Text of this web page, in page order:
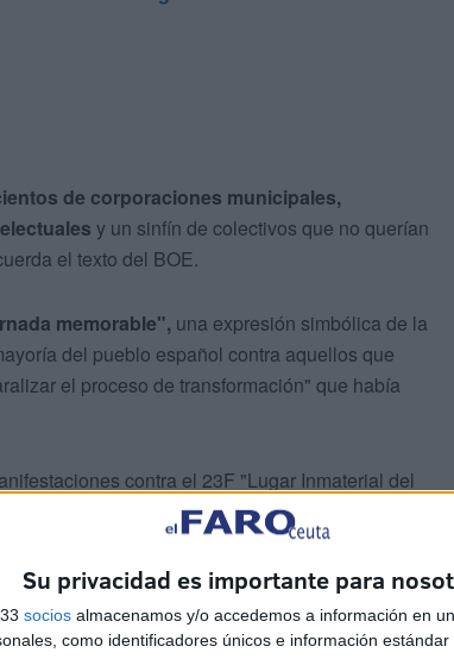
Su privacidad es importante para
socios almacenamos y/o accedemos a información en
como identificadores únicos e información
de corporaciones municipales,
y un sinfín de colectivos que no querían
el texto del BOE.
memorable", una expresión simbólica de la
del pueblo español contra aquellos que
el proceso de transformación" que había
contra el 23F "Lugar Inmaterial del
para el futuro democrático de nuestro país".